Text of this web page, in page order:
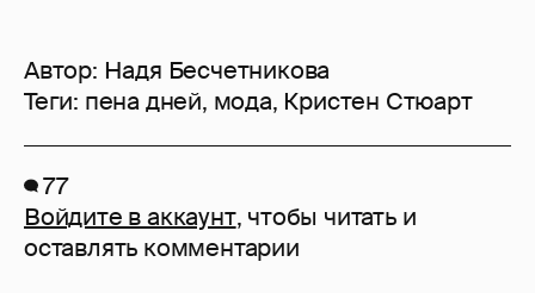
Автор: Надя Бесчетникова
Теги: пена дней, мода, Кристен Стюарт
77
Войдите в аккаунт, чтобы читать и
оставлять комментарии